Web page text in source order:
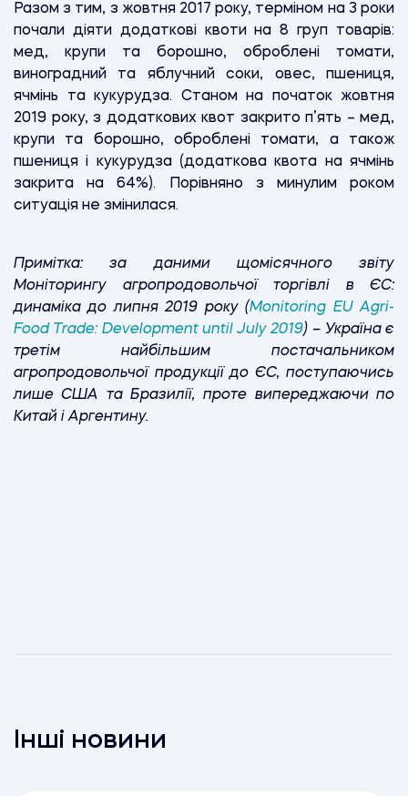
Разом з тим, з жовтня 2017 року, терміном на 3 роки
почали діяти додаткові квоти на 8 груп товарів:
мед, крупи та борошно, оброблені томати,
виноградний та яблучний соки, овес, пшениця,
ячмінь та кукурудза. Станом на початок жовтня
2019 року, з додаткових квот закрито п’ять – мед,
крупи та борошно, оброблені томати, а також
пшениця і кукурудза (додаткова квота на ячмінь
закрита на 64%). Порівняно з минулим роком
ситуація не змінилася.
Примітка: за даними щомісячного звіту
Моніторингу агропродовольчої торгівлі в ЄС:
динаміка до липня 2019 року (Monitoring EU Agri-
Food Trade: Development until July 2019) – Україна є
третім найбільшим постачальником
агропродовольчої продукції до ЄС, поступаючись
лише США та Бразилії, проте випереджаючи по
Китай і Аргентину.
Інші новини